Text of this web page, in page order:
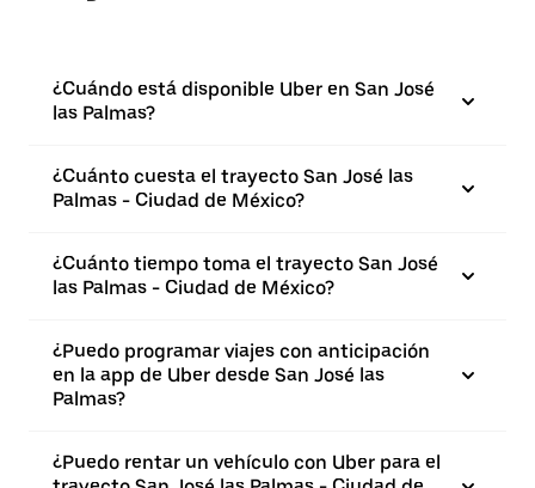
¿Cuándo está disponible Uber en San José
las Palmas?
¿Cuánto cuesta el trayecto San José las
Palmas - Ciudad de México?
¿Cuánto tiempo toma el trayecto San José
las Palmas - Ciudad de México?
¿Puedo programar viajes con anticipación
en la app de Uber desde San José las
Palmas?
¿Puedo rentar un vehículo con Uber para el